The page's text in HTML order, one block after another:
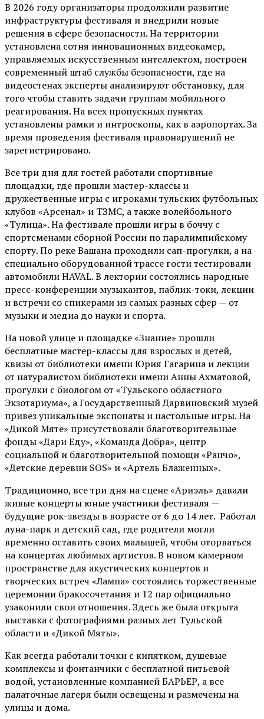
В 2026 году организаторы продолжили развитие
инфраструктуры фестиваля и внедрили новые
решения в сфере безопасности. На территории
установлена сотня инновационных видеокамер,
управляемых искусственным интеллектом, построен
современный штаб службы безопасности, где на
видеостенах эксперты анализируют обстановку, для
того чтобы ставить задачи группам мобильного
реагирования. На всех пропускных пунктах
установлены рамки и интроскопы, как в аэропортах. За
время проведения фестиваля правонарушений не
зарегистрировано.
Все три дня для гостей работали спортивные
площадки, где прошли мастер-классы и
дружественные игры с игроками тульских футбольных
клубов «Арсенал» и ТЗМС, а также волейбольного
«Тулица». На фестивале прошли игры в боччу с
спортсменами сборной России по паралимпийскому
спорту. По реке Вашана проходили сап-прогулки, а на
специально оборудованной трассе гости тестировали
автомобили HAVAL. В лектории состоялись народные
пресс-конференции музыкантов, паблик-токи, лекции
и встречи со спикерами из самых разных сфер — от
музыки и медиа до науки и спорта.
На новой улице и площадке «Знание» прошли
бесплатные мастер-классы для взрослых и детей,
квизы от библиотеки имени Юрия Гагарина и лекции
от натуралистом библиотеки имени Анны Ахматовой,
прогулки с биологом от «Тульского областного
Экзотариума», а Государственный Дарвиновский музей
привез уникальные экспонаты и настольные игры. На
«Дикой Мяте» присутствовали благотворительные
фонды «Дари Еду», «Команда Добра», центр
социальной и благотворительной помощи «Ранчо»,
«Детские деревни SOS» и «Артель Блаженных».
Традиционно, все три дня на сцене«Ариэль» давали
живые концерты юные участники фестиваля —
будущие рок-звезды в возрасте от 6 до 14 лет. Работал
луна-парк и детский сад, где родители могли
временно оставить своих малышей, чтобы оторваться
на концертах любимых артистов. В новом камерном
пространстве для акустических концертов и
творческих встреч «Лампа» состоялись торжественные
церемонии бракосочетания и 12 пар официально
узаконили свои отношения. Здесь же была открыта
выставка с фотографиями разных лет Тульской
области и «Дикой Мяты».
Как всегда работали точки с кипятком, душевые
комплексы и фонтанчики с бесплатной питьевой
водой, установленные компанией БАРЬЕР, а все
палаточные лагеря были освещены и размечены на
улицы и дома.